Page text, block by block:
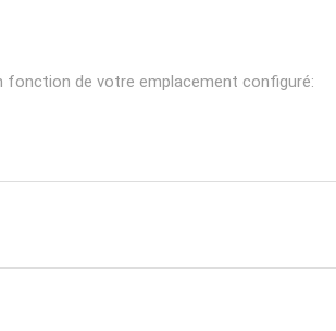
de votre emplacement configuré: